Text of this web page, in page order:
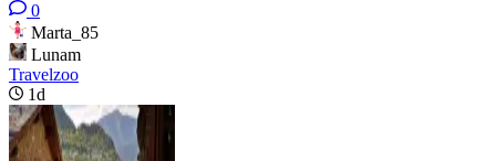
0
Marta_85
Lunam
Travelzoo
1d